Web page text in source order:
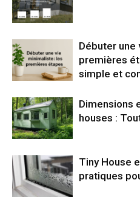
Débuter une
premières
simple et
Dimensions
houses :
Tiny House
pratiques